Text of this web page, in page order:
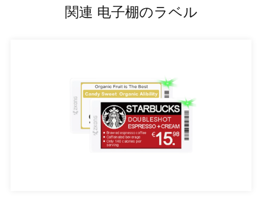
関連 电子棚のラベル